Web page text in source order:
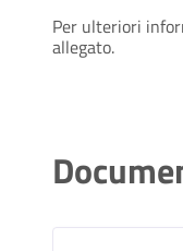
Per ulteriori
allegato.